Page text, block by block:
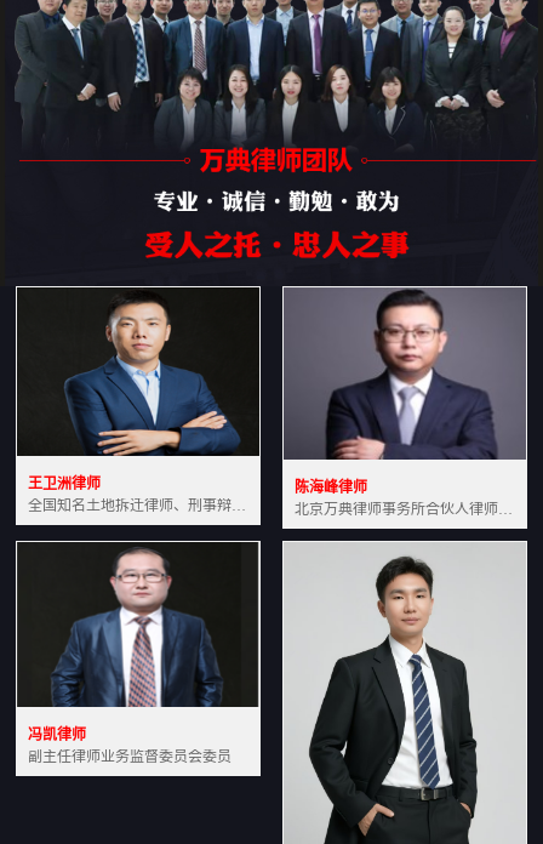
王卫洲律师
全国知名土地拆迁律师、刑事辩护律师北京万典律师事务所主任中国法学会会员北京市行政法研究会理事
陈海峰律师
北京万典律师事务所合伙人律师土地房产专业资深律师
冯凯律师
副主任律师业务监督委员会委员